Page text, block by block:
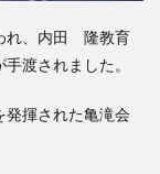
れ、内田 隆教育
渡されました。
発揮された亀滝会